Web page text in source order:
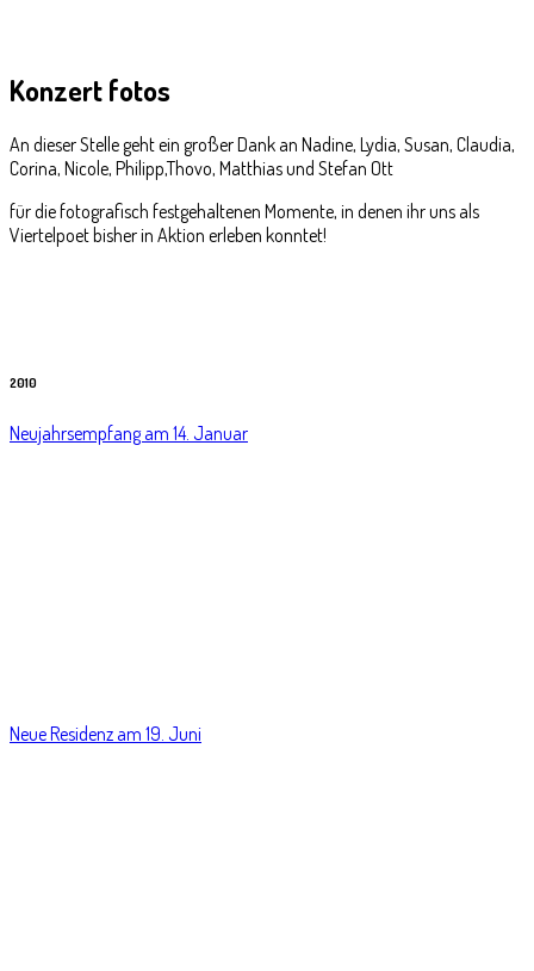
Konzertfotos
An dieser Stelle geht ein großer Dank an Nadine, Lydia, Susan, Claudia,
Corina, Nicole, Philipp,Thovo, Matthias und Stefan Ott
für die fotografisch festgehaltenen Momente, in denen ihr uns als
Viertelpoet bisher in Aktion erleben konntet!
2010
Neujahrsempfang am 14. Januar
Neue Residenz am 19. Juni